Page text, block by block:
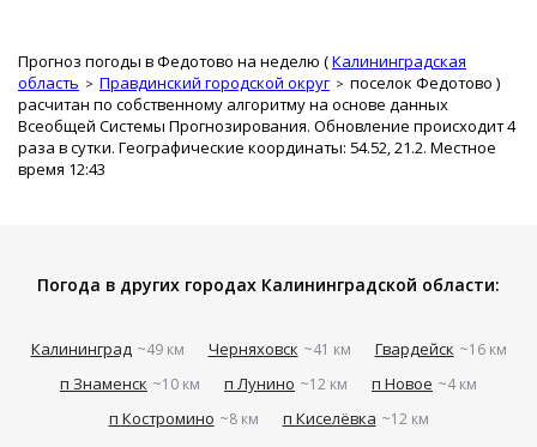
Прогноз погоды в Федотово на неделю (Калининградская
область
Правдинский городской округ поселок Федотово )
расчитан по собственному алгоритму на основе данных
Всеобщей Системы Прогнозирования. Обновление происходит 4
раза в сутки. Географические координаты: 54.52, 21.2. Местное
время 12:43
Погода в других городах Калининградской области:
Калининград ~49 км Черняховск ~41 км Гвардейск ~16 км
п Знаменск ~10 км п Лунино ~12 км п Новое ~4 км
п Костромино ~8 км п Киселёвка ~12 км